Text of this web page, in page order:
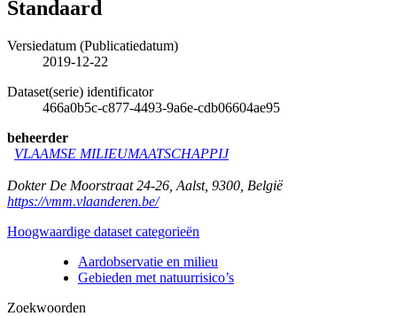
Standaard
Versiedatum (Publicatiedatum)
2019-12-22
Dataset(serie) identificator
466a0b5c-c877-4493-9a6e-cdb06604ae95
beheerder
VLAAMSE MILIEUMAATSCHAPPIJ
Dokter De Moorstraat 24-26 Aalst, 9300 België
https://vmm.vlaanderen.be/
Hoogwaardige dataset categorieën
Aardobservatie en milieu
Gebieden met natuurrisico’s
Zoekwoorden